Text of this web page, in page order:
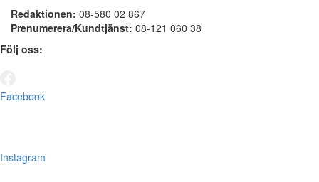
Redaktionen: 08-580 02 867
Prenumerera/Kundtjänst: 08-121 060 38
Följ oss:
Facebook
Instagram